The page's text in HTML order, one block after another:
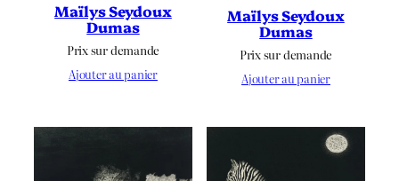
Maïlys Seydoux
Dumas
Prix sur demande
Ajouter au panier
Maïlys Seydoux
Dumas
Prix sur demande
Ajouter au panier